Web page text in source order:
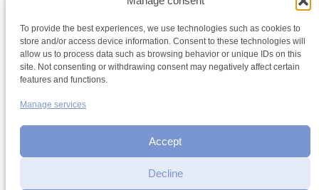
To provide the best experiences, we use technologies such as cookies to
store and/or access device information. Consent to these technologies will
allow us to process data such as browsing behavior or unique IDs on this
site. Not consenting or withdrawing consent may negatively affect certain
features and functions.
Manage services
Accept
Decline
Find a youth hostel
Discover activities
School Trips and group excursions
Teambuilding
Youth Hostels Luxembourg NPO